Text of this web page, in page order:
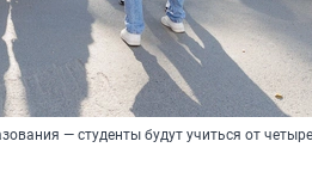
— студенты будут учиться от